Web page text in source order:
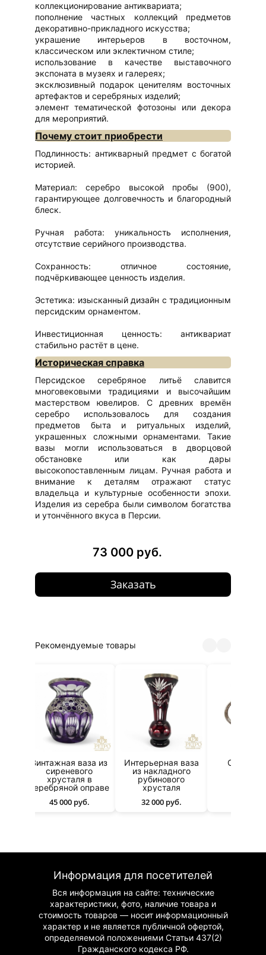
коллекционирование антиквариата;
пополнение частных коллекций предметов
декоративно-прикладного искусства;
украшение интерьеров в восточном,
классическом или эклектичном стиле;
использование в качестве выставочного
экспоната в музеях и галереях;
эксклюзивный подарок ценителям восточных
артефактов и серебряных изделий;
элемент тематической фотозоны или декора
для мероприятий.
Почему стоит приобрести
Подлинность: антикварный предмет с богатой
историей.
Материал: серебро высокой пробы (900),
гарантирующее долговечность и благородный
блеск.
Ручная работа: уникальность исполнения,
отсутствие серийного производства.
Сохранность: отличное состояние,
подчёркивающее ценность изделия.
Эстетика: изысканный дизайн с традиционным
персидским орнаментом.
Инвестиционная ценность: антиквариат
стабильно растёт в цене.
Историческая справка
Персидское серебряное литьё славится
многовековыми традициями и высочайшим
мастерством ювелиров. С древних времён
серебро использовалось для создания
предметов быта и ритуальных изделий,
украшенных сложными орнаментами. Такие
вазы могли использоваться в дворцовой
обстановке или как дары
высокопоставленным лицам. Ручная работа и
внимание к деталям отражают статус
владельца и культурные особенности эпохи.
Изделия из серебра были символом богатства
и утончённого вкуса в Персии.
73 000 руб.
Заказать
Рекомендуемые товары
Винтажная ваза из
сиреневого
хрусталя в
серебряной оправе
45 000 руб.
Интерьерная ваза
из накладного
рубинового
хрусталя
32 000 руб.
Информация для посетителей
Вся информация на сайте: технические
характеристики, фото, наличие товара и
стоимость товаров — носит информационный
характер и не является публичной офертой,
определяемой положениями Статьи 437(2)
Гражданскогокодекса РФ.